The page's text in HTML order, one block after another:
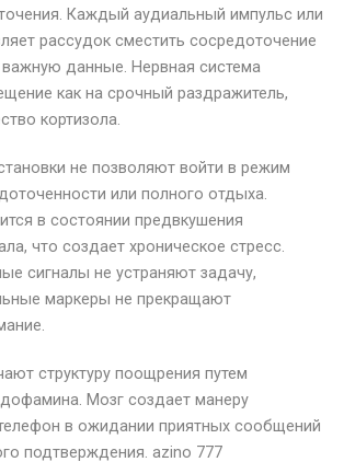
Каждый аудиальный импульс или
рассудок сместить сосредоточение
важную данные. Нервная система
как на срочный раздражитель,
кортизола.
не позволяют войти в режим
или полного отдыха.
в состоянии предвкушения
что создает хроническое стресс.
сигналы не устраняют задачу,
маркеры не прекращают
структуру поощрения путем
Мозг создает манеру
в ожидании приятных сообщений
подтверждения. azino 777